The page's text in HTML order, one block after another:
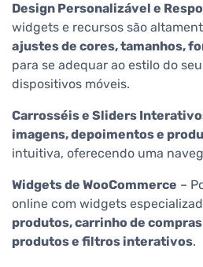
Design Personalizável e
widgets e recursos são
ajustes de cores, tamanhos,
para se adequar ao estilo do
dispositivos móveis.
Carrosséis e Sliders
imagens, depoimentos e
intuitiva, oferecendo uma
Widgets de WooCommerce –
online com widgets
produtos, carrinho de
produtos e filtros interativos.